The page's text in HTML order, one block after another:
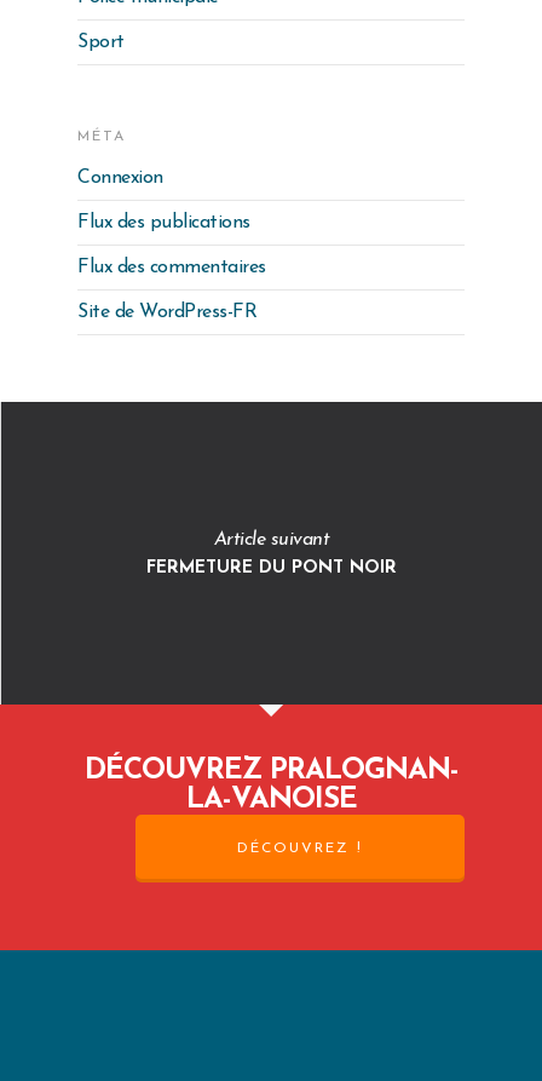
Sport
MÉTA
Connexion
Flux des publications
Flux des commentaires
Site de WordPress-FR
Article suivant
FERMETURE DU PONT NOIR
DÉCOUVREZ PRALOGNAN-
LA-VANOISE
DÉCOUVREZ !